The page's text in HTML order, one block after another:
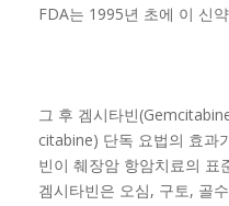
FDA는 1995년 초에 이 신
그 후 겜시타빈
citabine) 단독 요법의 효과
빈이 췌장암 항암치료의 표
겜시타빈은 오심, 구토, 골